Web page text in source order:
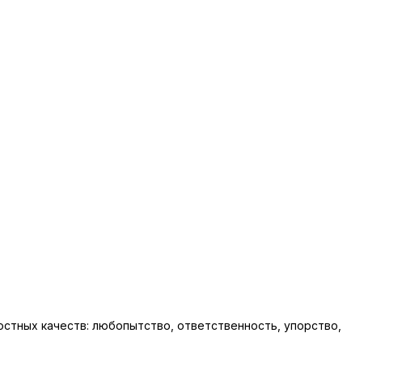
качеств: любопытство, ответственность, упорство,